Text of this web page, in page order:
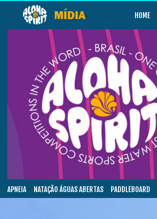
HOME
APNEIA NATAÇÃO ÁGUAS ABERTAS PADDLEBOARD